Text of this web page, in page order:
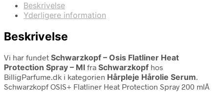
Beskrivelse
Yderligere information
Beskrivelse
Vi har fundet Schwarzkopf – Osis Flatliner Heat
Protection Spray – Ml fra Schwarzkopf hos
BilligParfume.dk i kategorien Hårpleje Hårolie Serum.
Schwarzkopf OSIS+ Flatliner Heat Protection Spray 200 mlÂ